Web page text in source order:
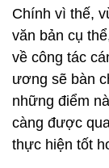
Chính vì thế,
văn bản cụ
về công tác
ương sẽ bàn
những điểm
càng được
thực hiện tốt